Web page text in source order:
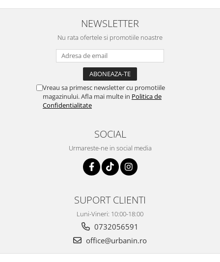
NEWSLETTER
Nu rata ofertele si promotiile noastre
Vreau sa primesc newsletter cu promotiile
magazinului. Afla mai multe in Politica de
Confidentialitate
SOCIAL
Urmareste-ne in social media
SUPORT CLIENTI
Luni-Vineri: 10:00-18:00
0732056591
office@urbanin.ro